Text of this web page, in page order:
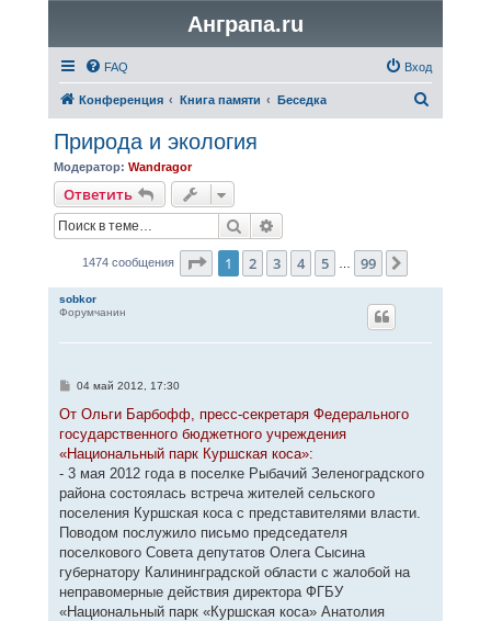
Анграпа.ru
FAQ Вход
Конференция Книга памяти Беседка
Природа и экология
Модератор: Wandragor
Ответить
Поиск
1474 сообщения Страница из 99
1 2 3 4 5 99
sobkor
Форумчанин
С
о
щ
е
и
е
04 май 2012, 17:30
От Ольги Барбофф, пресс-секретаря Федерального
государственного бюджетного учреждения
«Национальный парк Куршская коса»:
- 3 мая 2012 года в поселке Рыбачий Зеленоградского
района состоялась встреча жителей сельского
поселения Куршская коса с представителями власти.
Поводом послужило письмо председателя
поселкового Совета депутатов Олега Сысина
губернатору Калининградской области с жалобой на
неправомерные действия директора ФГБУ
«Национальный парк «Куршская коса» Анатолия